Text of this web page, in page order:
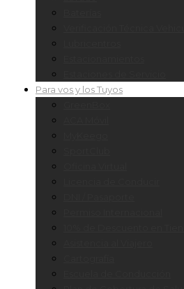
Para vos y los Tuyos